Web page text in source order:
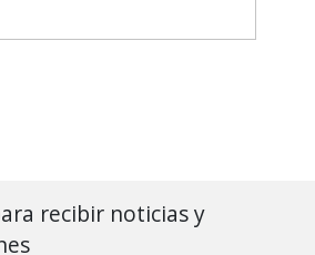
recibir noticias y